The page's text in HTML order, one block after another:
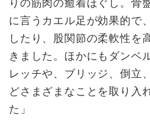
りの筋肉の癒着ほぐし。骨
に言うカエル足が効果的で
したり、股関節の柔軟性を
きました。ほかにもダンベ
レッチや、ブリッジ、倒立
どさまざまなことを取り入
た」